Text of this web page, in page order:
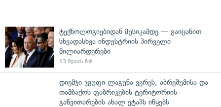
ტექნოლოგიებიდან მუსიკამდე — გაიცანით
სხვადასხვა ინდუსტრიის პირველი
მილიარდერები
53 წუთის წინ
დიემჯი ჯგუფი ლაგუნა ვერეს, აბრეშუმისა და
თამბაქოს ფაბრიკების ტერიტორიის
განვითარების ახალ ეტაპს იწყებს